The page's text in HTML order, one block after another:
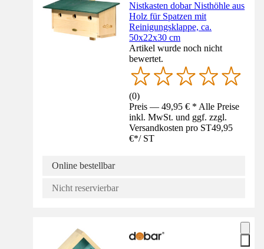
Nistkasten dobar Nisthöhle aus
Holz für Spatzen mit
Reinigungsklappe, ca.
50x22x30 cm
Artikel wurde noch nicht
bewertet.
(0)
Preis — 49,95 € * Alle Preise
inkl. MwSt. und ggf. zzgl.
Versandkosten pro ST49,95
€*/ ST
Online bestellbar
Nicht reservierbar